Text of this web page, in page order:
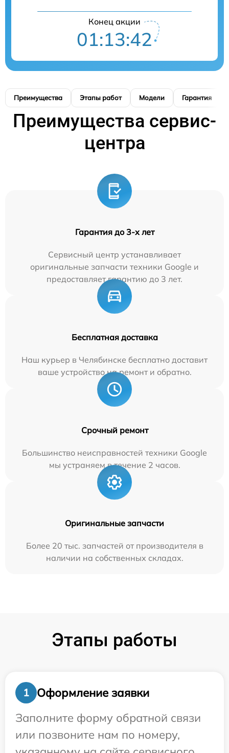
Конец акции
01:13:42
Преимущества Этапы работ Модели Гарантия
Преимущества сервис-
центра
Гарантия до 3-х лет
Сервисный центр устанавливает
оригинальные запчасти техники Google и
предоставляет гарантию до 3 лет.
Бесплатная доставка
Наш курьер в Челябинске бесплатно доставит
ваше устройство на ремонт и обратно.
Срочный ремонт
Большинство неисправностей техники Google
мы устраняем в течение 2 часов.
Оригинальные запчасти
Более 20 тыс. запчастей от производителя в
наличии на собственных складах.
Этапы работы
1
Оформление заявки
Заполните форму обратной связи
или позвоните нам по номеру,